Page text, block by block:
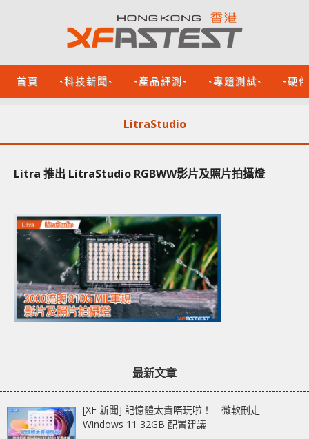
首頁 -科技新聞- -產品評測- -專題測試- -硬
LitraStudio
Litra 推出 LitraStudio RGBWW影片及照片拍攝燈
最新文章
[XF 新聞] 記憶體太貴唔玩啦！ 微軟刪走
Windows 11 32GB 配置建議